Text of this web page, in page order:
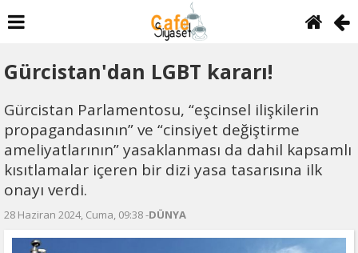
Gürcistan'dan LGBT kararı!
Gürcistan Parlamentosu, “eşcinsel ilişkilerin
propagandasının” ve “cinsiyet değiştirme
ameliyatlarının” yasaklanması da dahil kapsamlı
kısıtlamalar içeren bir dizi yasa tasarısına ilk
onayı verdi.
28 Haziran 2024, Cuma, 09:38 -DÜNYA